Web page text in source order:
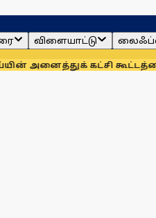
விளையாட்டு
கட்சி கூட்டத்தை